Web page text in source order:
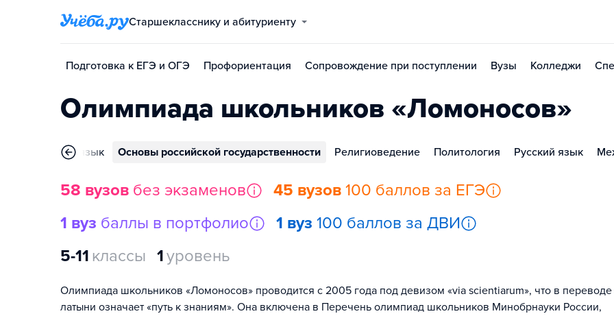
Старшекласснику и абитуриенту
Подготовка к ЕГЭ и ОГЭ Профориентация Сопровождение при поступлении Вузы Колледжи
Олимпиада школьников «Ломоносов»
Иностранный язык Основы российской государственности Религиоведение Политология Русский язык
58 вузов без экзаменов 45 вузов 100 баллов за ЕГЭ
1 вуз баллы в портфолио 1 вуз 100 баллов за ДВИ
5-11 классы 1уровень
Олимпиада школьников «Ломоносов» проводится с 2005 года под девизом «via scientiarum», что в переводе
латыни означает «путь к знаниям». Она включена в Перечень олимпиад школьников Минобрнауки России,